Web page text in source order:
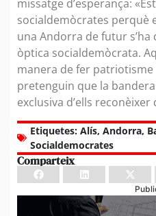
missatge d’esperança:
socialdemòcrates perquè
una Andorra de futur
òptica socialdemòcrata.
manera de fer patriotisme
pretenguin que la
exclusiva d’ells
Etiquetes: Alís, Andorra,
Socialdemocrates
Comparteix